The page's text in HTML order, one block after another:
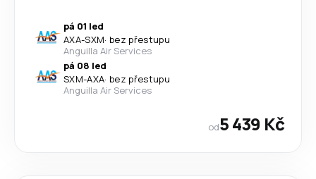
pá 01 led
AXA-SXM· bez přestupu
Anguilla Air Services
pá 08 led
SXM-AXA· bez přestupu
Anguilla Air Services
od5 439 Kč